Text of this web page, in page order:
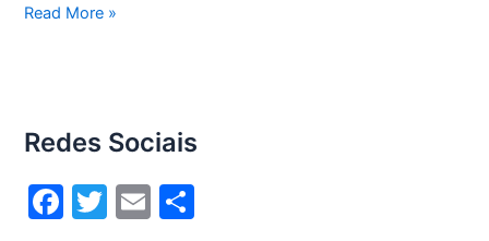
c
o
o
k
itt
Assistência
Read More »
Redes Sociais
F
T
E